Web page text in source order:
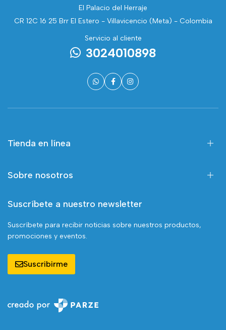
El Palacio del Herraje
CR 12C 16 25 Brr El Estero - Villavicencio (Meta) - Colombia
Servicio al cliente
3024010898
Tienda en línea
Sobre nosotros
Suscríbete a nuestro newsletter
Suscríbete para recibir noticias sobre nuestros productos,
promociones y eventos.
Suscribirme